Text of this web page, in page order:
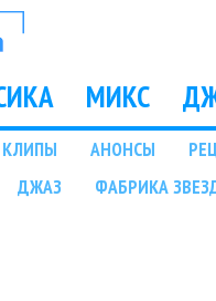
МИКС
КЛИПЫ АНОНСЫ
ДЖАЗ ФАБРИКА